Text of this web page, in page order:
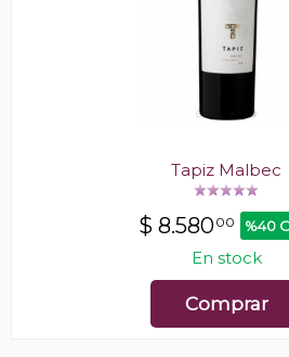
Tapiz Malbec
$ 8.58000 %40
En stock
Comprar